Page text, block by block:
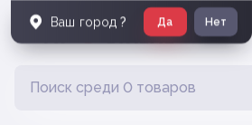
Ваш город ? Да Нет